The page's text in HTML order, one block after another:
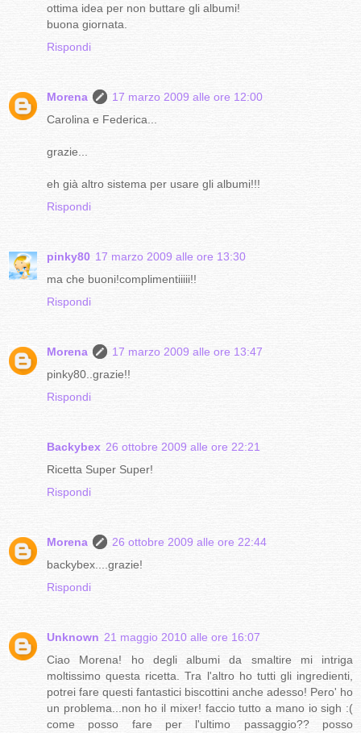
ottima idea per non buttare gli albumi!
buona giornata.
Rispondi
Morena
17 marzo 2009 alle ore 12:00
Carolina e Federica...
grazie...
eh già altro sistema per usare gli albumi!!!
Rispondi
pinky80 17 marzo 2009 alle ore 13:30
ma che buoni!complimentiiiii!!
Rispondi
Morena
17 marzo 2009 alle ore 13:47
pinky80..grazie!!
Rispondi
Backybex 26 ottobre 2009 alle ore 22:21
Ricetta Super Super!
Rispondi
Morena
26 ottobre 2009 alle ore 22:44
backybex....grazie!
Rispondi
Unknown 21 maggio 2010 alle ore 16:07
Ciao Morena! ho degli albumi da smaltire mi intriga
moltissimo questa ricetta. Tra l'altro ho tutti gli ingredienti,
potrei fare questi fantastici biscottini anche adesso! Pero' ho
un problema...non ho il mixer! faccio tutto a mano io sigh :(
come posso fare per l'ultimo passaggio?? posso